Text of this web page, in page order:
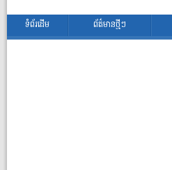
ទំព័រដើម ព័ត៌មានថ្មីៗ